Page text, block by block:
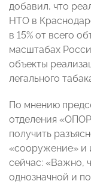
добавил, что
НТО в
в 15% от всего
масштабах
объекты
легального
По мнению
отделения
получить
«сооружение» и
сейчас: «Важно,
однозначной и